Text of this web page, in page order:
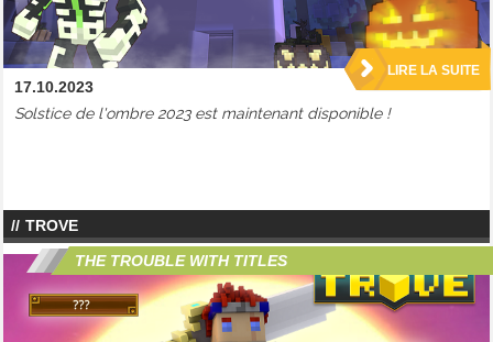
17.10.2023
Solstice de l'ombre 2023 est maintenant disponible !
LIRE LA SUITE
TROVE
THE TROUBLE WITH TITLES